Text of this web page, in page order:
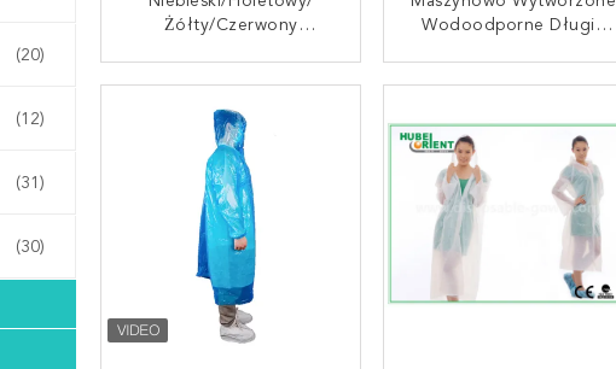
(20)
(12)
(31)
(30)
Żółty/czerwony
Dorosłych/dzieci
SKONTAKTUJ SIĘ TERAZ
Wodoodporne Długie
SKONTAKTUJ SIĘ TERAZ